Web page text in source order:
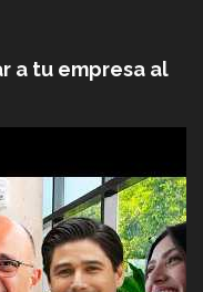
a tu empresa al